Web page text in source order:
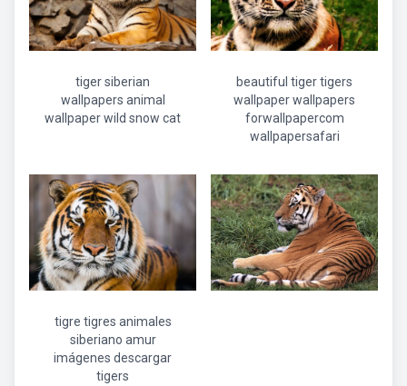
tiger siberian
wallpapers animal
wallpaper wild snow cat
beautiful tiger tigers
wallpaper wallpapers
forwallpapercom
wallpapersafari
tigre tigres animales
siberiano amur
imágenes descargar
tigers